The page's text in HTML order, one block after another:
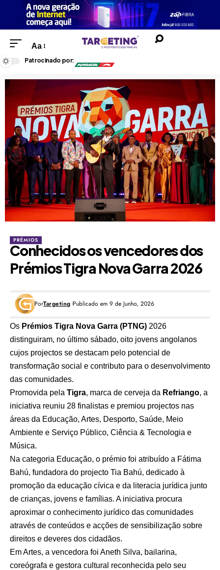
Aa
Patrocinado por:
PRÉMIOS
Conhecidos os vencedores dos
Prémios Tigra Nova Garra 2026
PorTargeting Publicado em 9 de Junho, 2026
Os Prémios Tigra Nova Garra (PTNG) 2026
distinguiram, no último sábado, oito jovens angolanos
cujos projectos se destacam pelo potencial de
transformação social e contributo para o desenvolvimento
das comunidades.
Promovida pela Tigra, marca de cerveja da Refriango, a
iniciativa reuniu 28 finalistas e premiou projectos nas
áreas da Educação, Artes, Desporto, Saúde, Meio
Ambiente e Serviço Público, Ciência & Tecnologia e
Música.
Na categoria Educação, o prémio foi atribuído a Fátima
Bahú, fundadora do projecto Tia Bahú, dedicado à
promoção da educação cívica e da literacia jurídica junto
de crianças, jovens e famílias. A iniciativa procura
aproximar o conhecimento jurídico das comunidades
através de conteúdos e acções de sensibilização sobre
direitos e deveres dos cidadãos.
Em Artes, a vencedora foi Aneth Silva, bailarina,
coreógrafa e gestora cultural reconhecida pelo seu